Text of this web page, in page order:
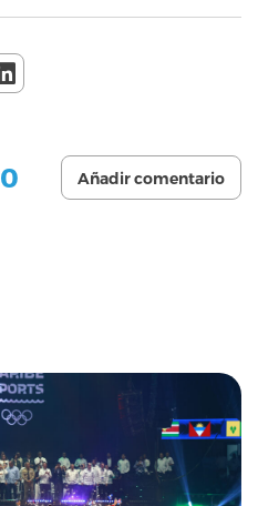
0 Añadir comentario